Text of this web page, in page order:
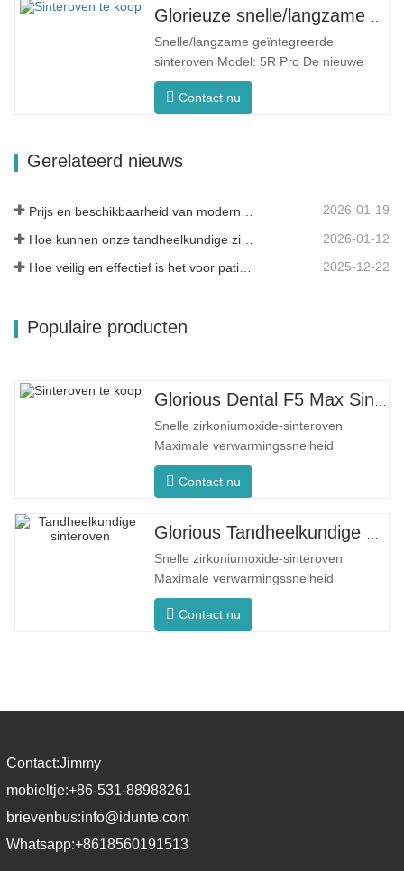
verwarmingssnelheid van 200°C/minuut.
360° omtrekverwarming zorgt voor een
uniforme oventemperatuur en
consistente…
Glorieuze snelle/langzame tandheelkundige sinteroven
Snelle/langzame geïntegreerde
sinteroven Model: 5R Pro De nieuwe
tandheelkundige sinteroven is speciaal
ontworpen voor de tandheelkunde, met
andere ervaring. PID
Contact nu
Gerelateerd nieuws
2026-01-19
2026-01-12
Hoe veilig en effectief is het voor patiënten? 2025-12-22
Populaire producten
Glorious Dental F5 Max Sinteroven
Snelle zirkoniumoxide-sinteroven
Maximale verwarmingssnelheid
80°C/min. F5 Max Innovatief proces
Gelijkmatige oventemperatuur De F5
opwarmsnelheid van 80 °C per minuut.
De 360°-omtrekverwarming zorgt voor
een uniforme oventemperatuur en
consistente sinterresultaten
Contact nu
Glorious Tandheelkundige Sinteroven F5 Pro
Snelle zirkoniumoxide-sinteroven
Maximale verwarmingssnelheid
200°C/min. F5 Pro Innovatief proces
Gelijkmatige oventemperatuur De F5
Contact nu
Contact:Jimmy
mobieltje:+86-531-88988261
brievenbus:info@idunte.com
Whatsapp:+8618560191513